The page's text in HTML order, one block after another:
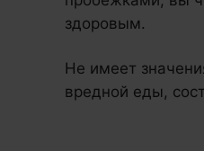
здоровым.
Не имеет
вредной еды,